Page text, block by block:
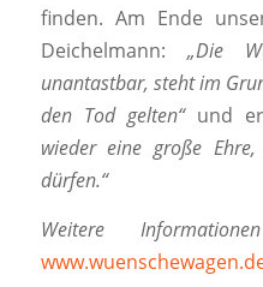
finden. Am Ende
Deichelmann: „Die
unantastbar, steht im
den Tod gelten“und
wieder eine große
dürfen.“
Weitere